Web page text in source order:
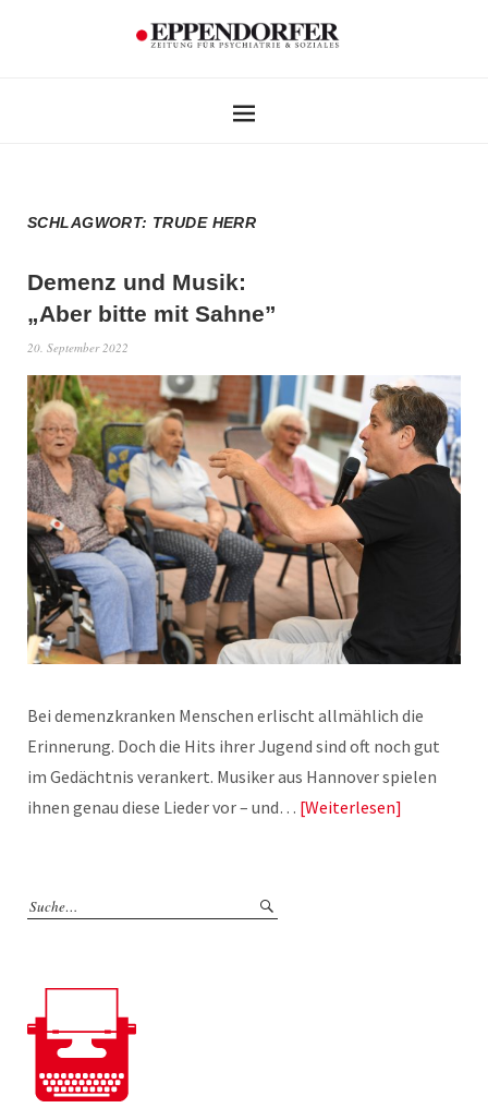
SCHLAGWORT: TRUDE HERR
Demenz und Musik:
„Aber bitte mit Sahne”
20. September 2022
Bei demenzkranken Menschen erlischt allmählich die
Erinnerung. Doch die Hits ihrer Jugend sind oft noch gut
im Gedächtnis verankert. Musiker aus Hannover spielen
ihnen genau diese Lieder vor – und… Weiterlesen